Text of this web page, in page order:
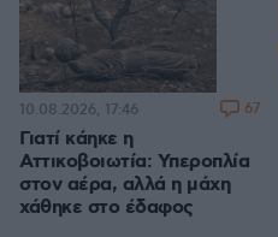
Γιατί κάηκε η
Αττικοβοιωτία: Υπεροπλία
στον αέρα, αλλά η μάχη
χάθηκε στο έδαφος
10.08.2026, 17:46 67